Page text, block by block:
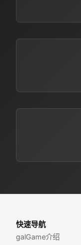
快速导航
galGame介绍